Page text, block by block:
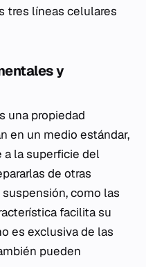
tres líneas celulares
y
una propiedad
en un medio estándar,
a la superficie del
de otras
como las
facilita su
es exclusiva de las
pueden